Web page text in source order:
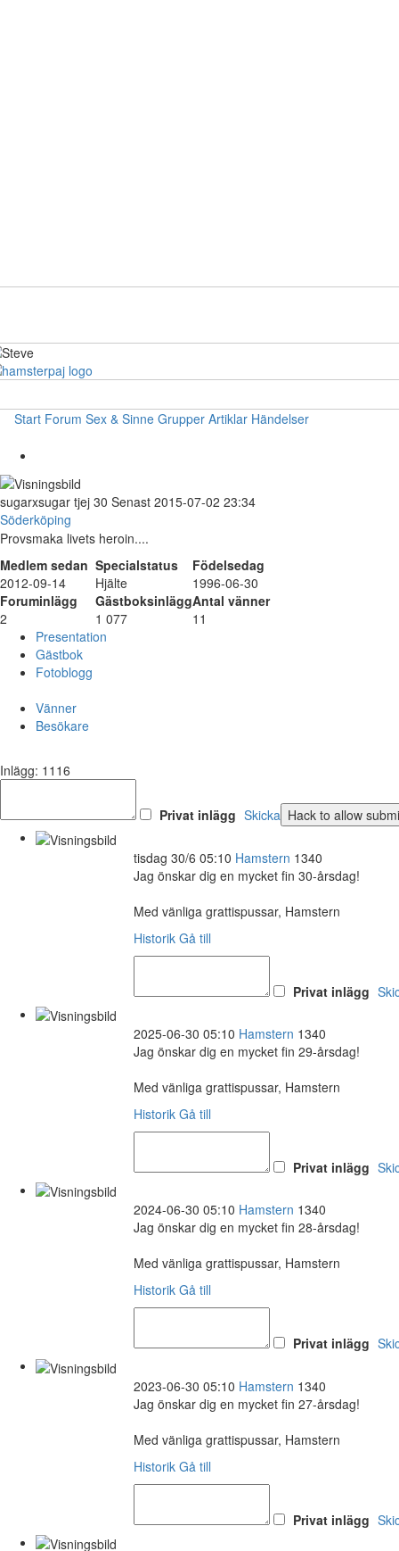
Start Forum Sex & Sinne Grupper Artiklar Händelser
sugarxsugar tjej 30 Senast 2015-07-02 23:34
Söderköping
Provsmaka livets heroin....
Medlem sedan Specialstatus
Födelsedag
2012-09-14
Hjälte
1996-06-30
Foruminlägg
GästboksinläggAntal vänner
2
1 077
11
Presentation
Gästbok
Fotoblogg
Vänner
Besökare
Inlägg: 1116
Privat inlägg Skicka
tisdag 30/6 05:10 Hamstern 1340
Jag önskar dig en mycket fin 30-årsdag!
Med vänliga grattispussar, Hamstern
Historik Gå till
Privat inlägg
2025-06-30 05:10 Hamstern 1340
Jag önskar dig en mycket fin 29-årsdag!
Med vänliga grattispussar, Hamstern
Historik Gå till
Privat inlägg
2024-06-30 05:10 Hamstern 1340
Jag önskar dig en mycket fin 28-årsdag!
Med vänliga grattispussar, Hamstern
Historik Gå till
Privat inlägg
2023-06-30 05:10 Hamstern 1340
Jag önskar dig en mycket fin 27-årsdag!
Med vänliga grattispussar, Hamstern
Historik Gå till
Privat inlägg